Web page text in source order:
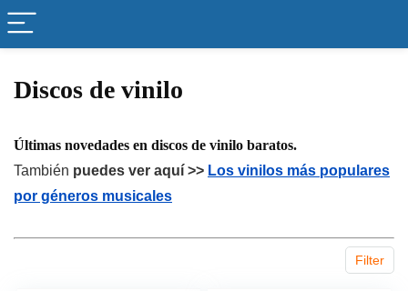
Discos de vinilo
Últimas novedades en discos de vinilo baratos.
También puedes ver aquí >> Los vinilos más populares
por géneros musicales
Filter